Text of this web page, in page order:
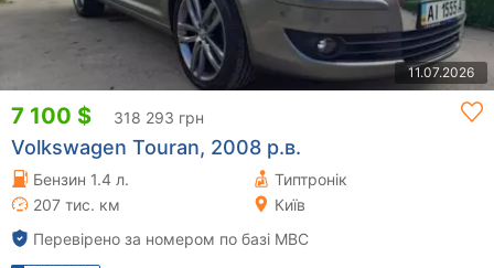
11.07.2026
7 100 $ 318 293 грн
Volkswagen Touran, 2008 р.в.
Бензин 1.4 л.
Типтронік
207 тис. км
Київ
Перевірено за номером по базі МВС